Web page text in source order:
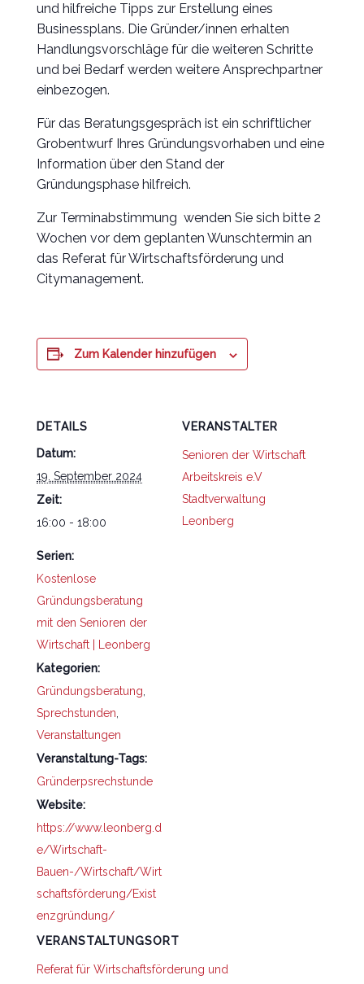
und hilfreiche Tipps zur Erstellung eines
Businessplans. Die Gründer/innen erhalten
Handlungsvorschläge für die weiteren Schritte
und bei Bedarf werden weitere Ansprechpartner
einbezogen.
Für das Beratungsgespräch ist ein schriftlicher
Grobentwurf Ihres Gründungsvorhaben und eine
Information über den Stand der
Gründungsphase hilfreich.
Zur Terminabstimmung wenden Sie sich bitte 2
Wochen vor dem geplanten Wunschtermin an
das Referat für Wirtschaftsförderung und
Citymanagement.
Zum Kalender hinzufügen
DETAILS
Datum:
19. September 2024
Zeit:
16:00 - 18:00
Serien:
Kostenlose
Gründungsberatung
mit den Senioren der
Wirtschaft | Leonberg
Kategorien:
Gründungsberatung,
Sprechstunden,
Veranstaltungen
Veranstaltung-Tags:
Gründerpsrechstunde
Website:
https://www.leonberg.d
e/Wirtschaft-
Bauen-/Wirtschaft/Wirt
schaftsförderung/Exist
enzgründung/
VERANSTALTUNGSORT
Referat für Wirtschaftsförderung und
VERANSTALTER
Senioren der Wirtschaft
Arbeitskreis e.V
Stadtverwaltung
Leonberg